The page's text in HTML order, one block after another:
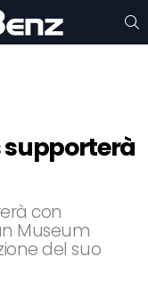
supporterà
con
Museum
del suo